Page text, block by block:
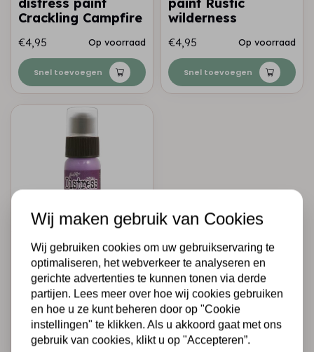
Crackling Campfire
€4,95 Op voorraad
Snel toevoegen
wilderness
€4,95 Op voorraad
Snel toevoegen
TIM HOLTZ · RANGER
Ranger • Tim holtz
Distress paint
Dusty concord
€5,95 Op voorraad
Snel toevoegen
Wij maken gebruik van Cookies
Wij gebruiken cookies om uw gebruikservaring te
optimaliseren, het webverkeer te analyseren en
gerichte advertenties te kunnen tonen via derde
partijen. Lees meer over hoe wij cookies gebruiken
en hoe u ze kunt beheren door op "Cookie
instellingen" te klikken. Als u akkoord gaat met ons
gebruik van cookies, klikt u op "Accepteren”.